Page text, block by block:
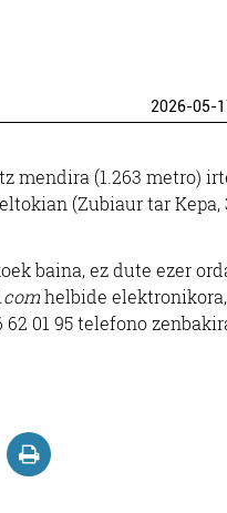
2026-05-
mendira (1.263 metro)
(Zubiaur tar Kepa,
baina, ez dute ezer
helbide
01 95 telefono